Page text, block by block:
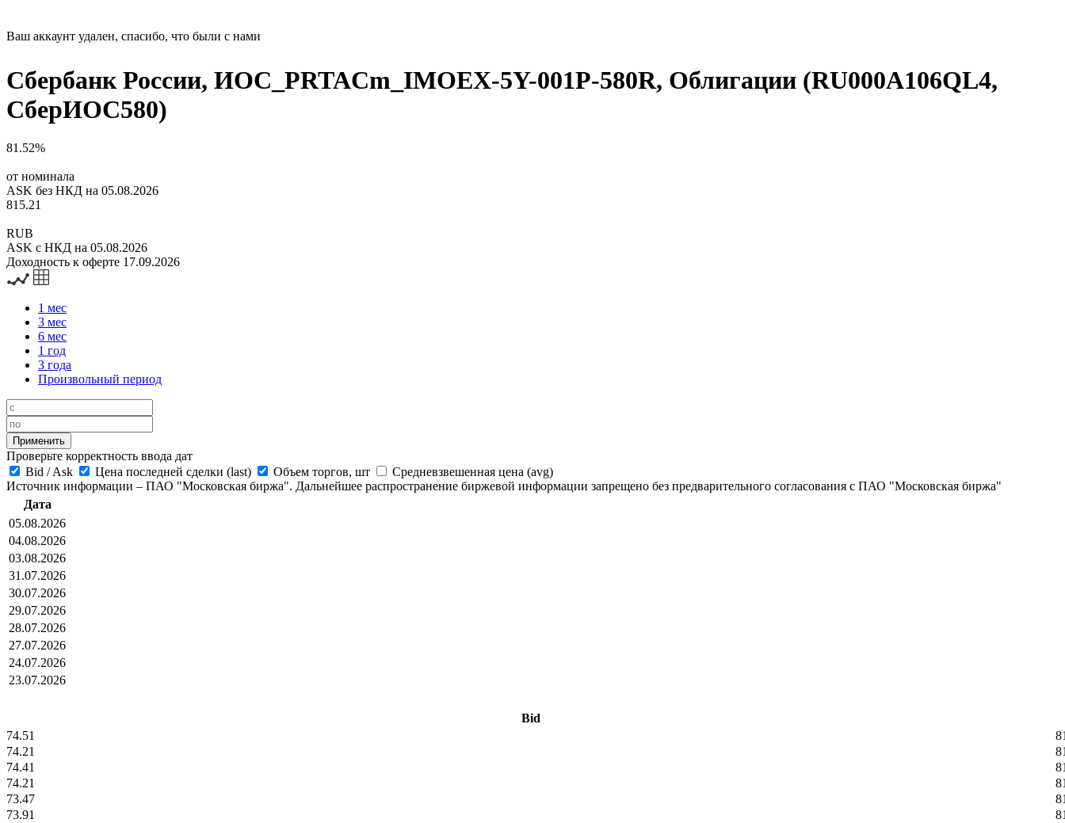
Ваш аккаунт удален, спасибо, что были с нами
Сбербанк России, ИОС_PRTACm_IMOEX-5Y-001Р-580R, Облигации (RU000A106QL4,
СберИОС580)
81.52%
от номинала
ASK без НКД на 05.08.2026
815.21
RUB
ASK с НКД на 05.08.2026
Доходность к оферте 17.09.2026
1 мес
3 мес
6 мес
1 год
3 года
Произвольный период
Проверьте корректность ввода дат
Bid /Ask Цена последней сделки (last) Объем торгов, шт
Средневзвешенная цена (avg)
Источник информации – ПАО "Московская биржа". Дальнейшее распространение биржевой информации запрещено без предварительного согласования с ПАО "Московская биржа"
Дата
05.08.2026
04.08.2026
03.08.2026
31.07.2026
30.07.2026
29.07.2026
28.07.2026
27.07.2026
24.07.2026
23.07.2026
Bid
74.51
74.21
74.41
74.21
73.47
73.91